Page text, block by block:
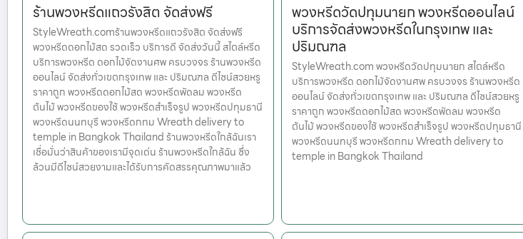
ร้านพวงหรีดแถวรังสิต จัดส่งฟรี
StyleWreath.comร้านพวงหรีดแถวรังสิต จัดส่งฟรี
พวงหรีดดอกไม้สด รวดเร็ว บริการดี จัดส่งวันนี้ สไตล์หรีด
บริการพวงหรีด ดอกไม้จัดงานศพ ครบวงจร ร้านพวงหรีด
ออนไลน์ จัดส่งทั่วเขตกรุงเทพ และ ปริมณฑล ดีไซน์สวยหรู
ราคาถูก พวงหรีดดอกไม้สด พวงหรีดพัดลม พวงหรีด
ต้นไม้ พวงหรีดของใช้ พวงหรีดสำเร็จรูป พวงหรีดปทุมธานี
พวงหรีดนนทบุรี พวงหรีดกทม Wreath delivery to
temple in Bangkok Thailand ร้านพวงหรีดใกล้ฉันเรา
เชื่อมั่นว่าสินค้าของเรามีจุดเด่น ร้านพวงหรีดใกล้ฉัน ซึ่ง
ล้วนมีดีไซน์สวยงามและได้รับการคัดสรรคุณภาพมาแล้ว
พวงหรีดวัดปทุมนายก พวงหรีดออนไลน์
บริการจัดส่งพวงหรีดในกรุงเทพ และ
ปริมณฑล
StyleWreath.com พวงหรีดวัดปทุมนายก สไตล์หรีด
บริการพวงหรีด ดอกไม้จัดงานศพ ครบวงจร ร้านพวงหรีด
ออนไลน์ จัดส่งทั่วเขตกรุงเทพ และ ปริมณฑล ดีไซน์สวยหรู
ราคาถูก พวงหรีดดอกไม้สด พวงหรีดพัดลม พวงหรีด
ต้นไม้ พวงหรีดของใช้ พวงหรีดสำเร็จรูป พวงหรีดปทุมธานี
พวงหรีดนนทบุรี พวงหรีดกทม Wreath delivery to
temple in Bangkok Thailand